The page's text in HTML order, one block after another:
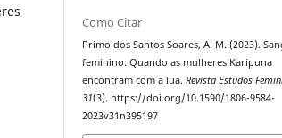
Como Citar
Primo dos Santos Soares, A. M. (2023).
feminino: Quando as mulheres Karipuna
encontram com a lua.Revista Estudos
31(3). https://doi.org/10.1590/1806-9584-
2023v31n395197